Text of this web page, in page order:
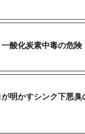
酸化炭素中毒の危険
明かすシンク下悪臭